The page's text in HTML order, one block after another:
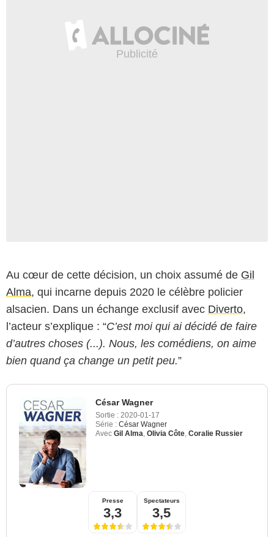
Au cœur de cette décision, un choix assumé de Gil
Alma, qui incarne depuis 2020 le célèbre policier
alsacien. Dans un échange exclusif avec Diverto,
l’acteur s’explique : “C’est moi qui ai décidé de faire
d’autres choses (...). Nous, les comédiens, on aime
bien quand ça change un petit peu.”
César Wagner
Sortie : 2020-01-17
Série : César Wagner
Avec Gil Alma Olivia Côte Coralie Russier
Presse
3,3
Spectateurs
3,5